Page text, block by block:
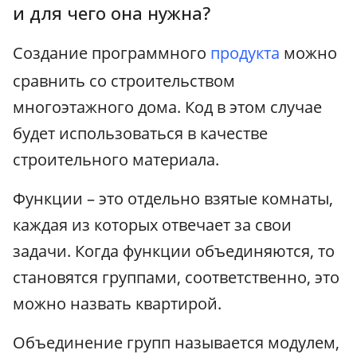
и для чего она нужна?
Создание программного продукта можно
сравнить со строительством
многоэтажного дома. Код в этом случае
будет использоваться в качестве
строительного материала.
Функции – это отдельно взятые комнаты,
каждая из которых отвечает за свои
задачи. Когда функции объединяются, то
становятся группами, соответственно, это
можно назвать квартирой.
Объединение групп называется модулем,